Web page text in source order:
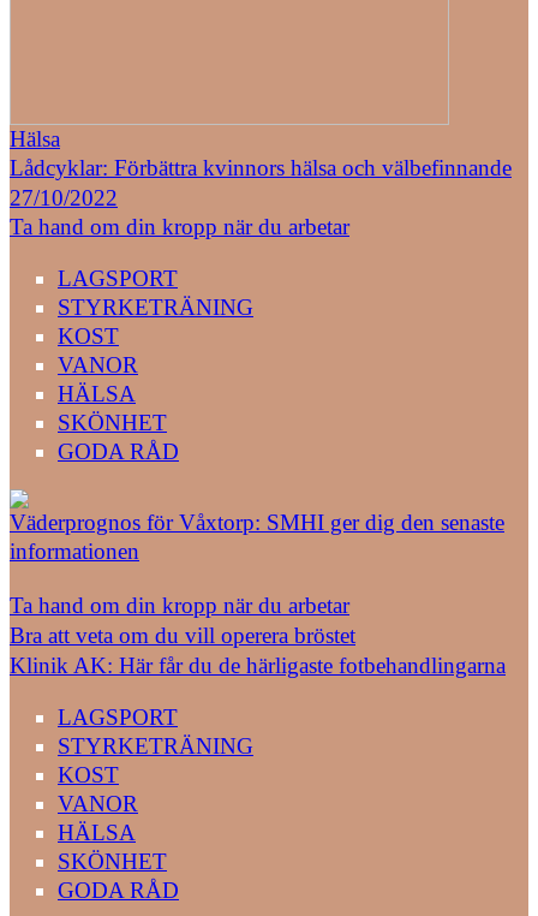
Hälsa
Lådcyklar: Förbättra kvinnors hälsa och välbefinnande
27/10/2022
Ta hand om din kropp när du arbetar
LAGSPORT
STYRKETRÄNING
KOST
VANOR
HÄLSA
SKÖNHET
GODA RÅD
Väderprognos för Våxtorp: SMHI ger dig den senaste
informationen
Ta hand om din kropp när du arbetar
Bra att veta om du vill operera bröstet
Klinik AK: Här får du de härligaste fotbehandlingarna
LAGSPORT
STYRKETRÄNING
KOST
VANOR
HÄLSA
SKÖNHET
GODA RÅD